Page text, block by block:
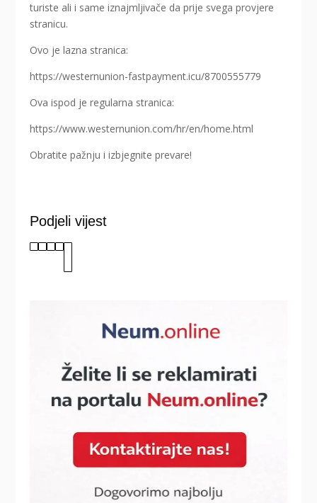
turiste ali i same iznajmljivače da prije svega provjere
stranicu.
Ovo je lazna stranica:
https://westernunion-fastpayment.icu/8700555779
Ova ispod je regularna stranica:
https://www.westernunion.com/hr/en/home.html
Obratite pažnju i izbjegnite prevare!
Podjeli vijest